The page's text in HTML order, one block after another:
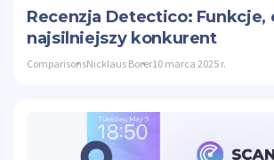
Recenzja Detectico: Funkcje,
najsilniejszy konkurent
ComparisonsNicklaus Borer10 marca 2025 r.